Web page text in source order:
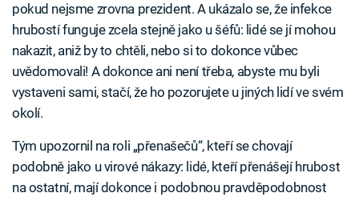
pokud nejsme zrovna prezident. A ukázalo se, že infekce
hrubostí funguje zcela stejně jako u šéfů: lidé se jí mohou
nakazit, aniž by to chtěli, nebo si to dokonce vůbec
uvědomovali! A dokonce ani není třeba, abyste mu byli
vystaveni sami, stačí, že ho pozorujete u jiných lidí ve svém
okolí.
Tým upozornil na roli „přenašečů“, kteří se chovají
podobně jako u virové nákazy: lidé, kteří přenášejí hrubost
na ostatní, mají dokonce i podobnou pravděpodobnost